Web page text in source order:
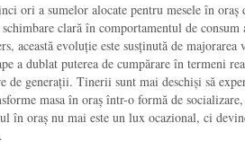
ori a sumelor alocate pentru mesele în oraș
clară în comportamentul de
această evoluție este susținută de majorarea
a dublat puterea de cumpărare în termeni
de generații. Tinerii sunt mai deschiși să
masa în oraș într-o formă de
în oraș nu mai este un lux ocazional, ci